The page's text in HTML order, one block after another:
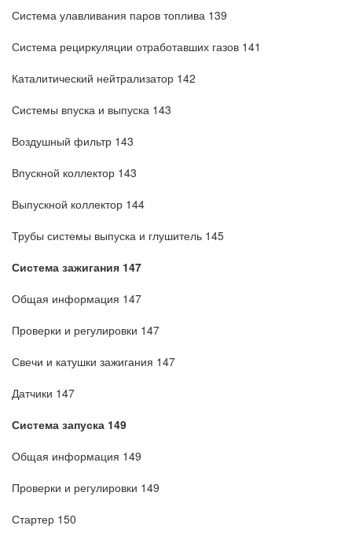
Система улавливания паров топлива 139
Система рециркуляции отработавших газов 141
Каталитический нейтрализатор 142
Системы впуска и выпуска 143
Воздушный фильтр 143
Впускной коллектор 143
Выпускной коллектор 144
Трубы системы выпуска и глушитель 145
Система зажигания 147
Общая информация 147
Проверки и регулировки 147
Свечи и катушки зажигания 147
Датчики 147
Система запуска 149
Общая информация 149
Проверки и регулировки 149
Стартер 150